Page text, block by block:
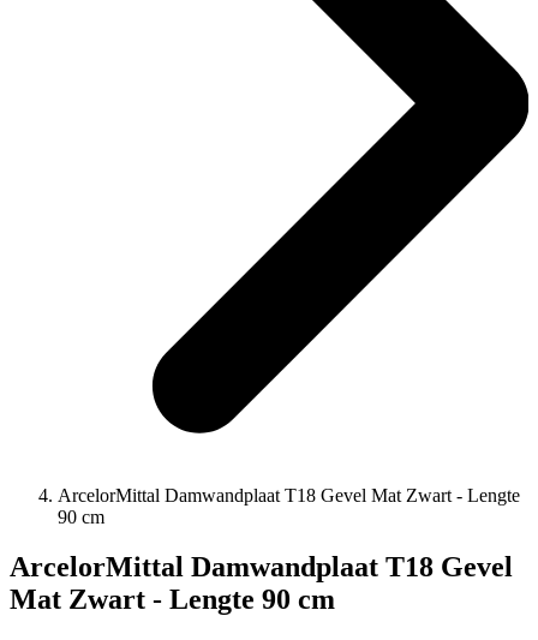
ArcelorMittal Damwandplaat T18 Gevel Mat Zwart - Lengte
90 cm
ArcelorMittal Damwandplaat T18 Gevel
Mat Zwart - Lengte 90 cm